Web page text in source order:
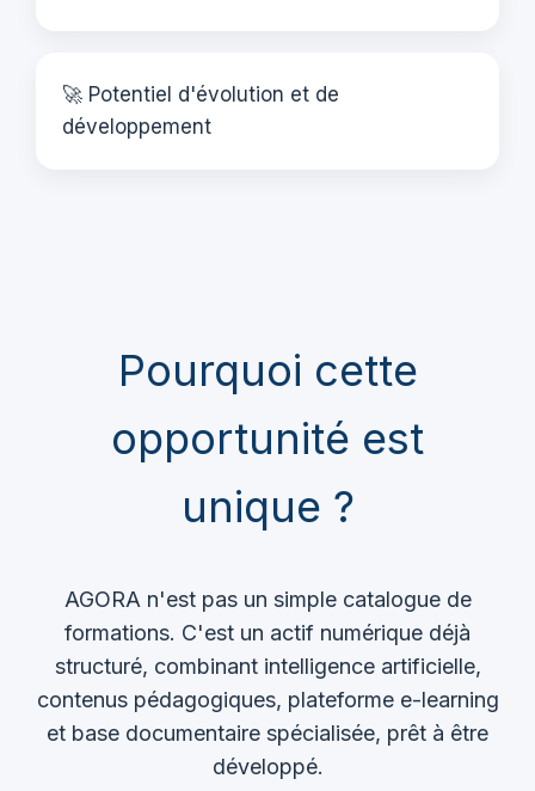
🚀 Potentiel d'évolution et de
développement
Pourquoi cette
opportunité est
unique ?
AGORA n'est pas un simple catalogue de
formations. C'est un actif numérique déjà
structuré, combinant intelligence artificielle,
contenus pédagogiques, plateforme e-learning
et base documentaire spécialisée, prêt à être
développé.